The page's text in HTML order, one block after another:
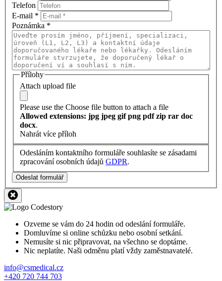
Telefon
E-mail *
Poznámka *
Přílohy
Attach upload file
Please use the Choose file button to attach a file
Allowed extensions: jpg jpeg gif png pdf zip rar doc
docx.
Nahrát více příloh
Odesláním kontaktního formuláře souhlasíte se zásadami
zpracování osobních údajů GDPR.
Odeslat formulář
Ozveme se vám do 24 hodin od odeslání formuláře.
Domluvíme si online schůzku nebo osobní setkání.
Nemusíte si nic připravovat, na všechno se doptáme.
Nic neplatíte. Naši odměnu platí vždy zaměstnavatelé.
info@csmedical.cz
+420 720 744 703